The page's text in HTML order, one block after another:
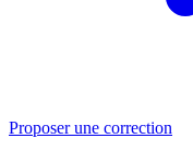
Proposer une correction